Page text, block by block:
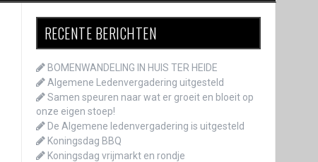
RECENTE BERICHTEN
BOMENWANDELING IN HUIS TER HEIDE
Algemene Ledenvergadering uitgesteld
Samen speuren naar wat er groeit en bloeit op
onze eigen stoep!
De Algemene ledenvergadering is uitgesteld
Koningsdag BBQ
Koningsdag vrijmarkt en rondje